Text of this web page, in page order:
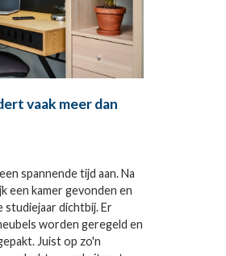
vaak meer dan
spannende tijd aan. Na
een kamer gevonden en
dichtbij. Er
worden geregeld en
Juist op zo'n